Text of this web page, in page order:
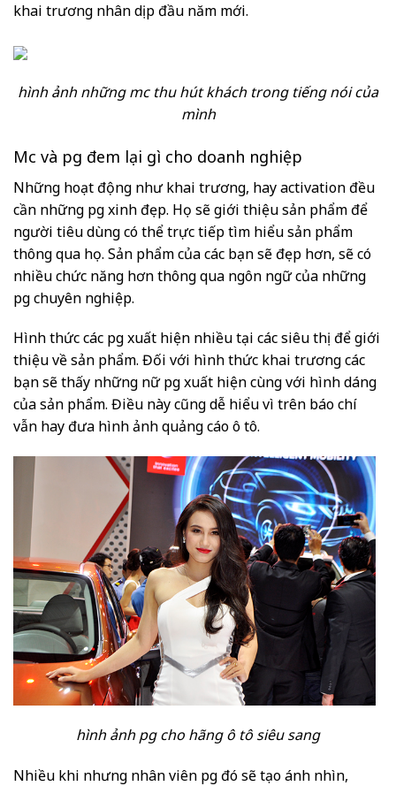
khai trương nhân dịp đầu năm mới.
hình ảnh những mc thu hút khách trong tiếng nói của
mình
Mc và pg đem lại gì cho doanh nghiệp
Những hoạt động như khai trương, hay activation đều
cần những pg xinh đẹp. Họ sẽ giới thiệu sản phẩm để
người tiêu dùng có thể trực tiếp tìm hiểu sản phẩm
thông qua họ. Sản phẩm của các bạn sẽ đẹp hơn, sẽ có
nhiều chức năng hơn thông qua ngôn ngữ của những
pg chuyên nghiệp.
Hình thức các pg xuất hiện nhiều tại các siêu thị để giới
thiệu về sản phẩm. Đối với hình thức khai trương các
bạn sẽ thấy những nữ pg xuất hiện cùng với hình dáng
của sản phẩm. Điều này cũng dễ hiểu vì trên báo chí
vẫn hay đưa hình ảnh quảng cáo ô tô.
hình ảnh pg cho hãng ô tô siêu sang
Nhiều khi nhưng nhân viên pg đó sẽ tạo ánh nhìn,